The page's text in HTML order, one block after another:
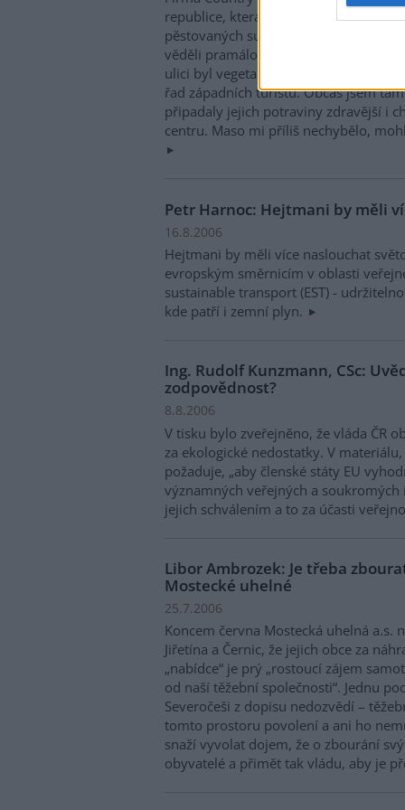
republice, která připravovala
pěstovaných surovin. A to ještě v
věděli pramálo. Protože její bufet,
ulici byl vegetariánský, měla své
řad západních turistů. Občas jsem
připadaly jejich potraviny zdravější i
centru. Maso mi příliš nechybělo,
Petr Harnoc: Hejtmani by měli
16.8.2006
Hejtmani by měli více naslouchat
evropským směrnicím v oblasti
sustainable transport (EST) -
kde patří i zemní plyn.
Ing. Rudolf Kunzmann, CSc:
zodpovědnost?
8.8.2006
V tisku bylo zveřejněno, že vláda ČR
za ekologické nedostatky. V
požaduje, „aby členské státy EU
významných veřejných a
jejich schválením a to za účasti
Libor Ambrozek: Je třeba
Mostecké uhelné
25.7.2006
Koncem června Mostecká uhelná a.s.
Jiřetína a Černic, že jejich obce za
„nabídce“ je prý „rostoucí zájem
od naší těžební společnosti“. Jednu
Severočeši z dopisu nedozvědí –
tomto prostoru povolení a ani ho
snaží vyvolat dojem, že o zbourání
obyvatelé a přimět tak vládu, aby je